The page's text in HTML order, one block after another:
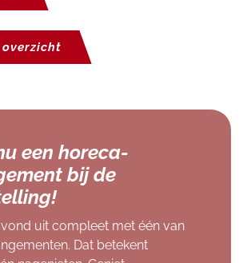
overzicht
een horeca-
bij de
uit compleet met één van
Dat betekent